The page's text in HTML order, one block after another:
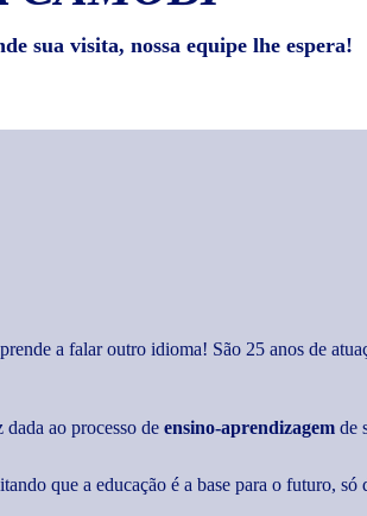
sua visita, nossa equipe lhe espera!
a falar outro idioma! São 25 anos de
ao processo de ensino-aprendizagem de
que a educação é a base para o futuro, só